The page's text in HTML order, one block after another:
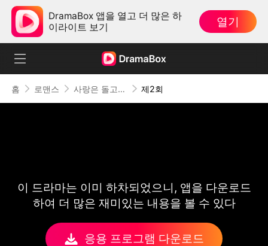
DramaBox 앱을 열고 더 많은 하
이라이트 보기
열기
홈 로맨스 사랑은 돌고 돌아 제2회
이 드라마는 이미 하차되었으니, 앱을 다운로드
하여 더 많은 재미있는 내용을 볼 수 있다
응용 프로그램 다운로드